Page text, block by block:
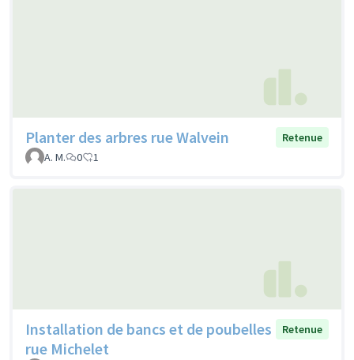
Planter des arbres rue Walvein
Retenue
A. M.
0 1
Installation de bancs et de poubelles
rue Michelet
Retenue